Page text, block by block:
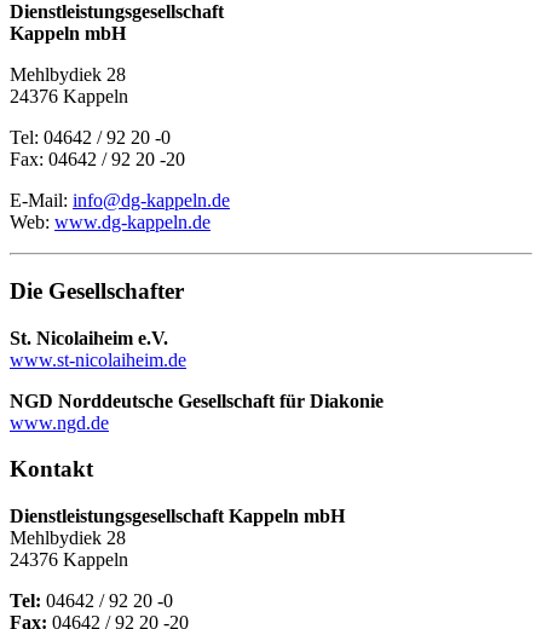
Dienstleistungsgesellschaft
Kappeln mbH
Mehlbydiek 28
24376 Kappeln
Tel: 04642 / 92 20 -0
Fax: 04642 / 92 20 -20
E-Mail: info@dg-kappeln.de
Web: www.dg-kappeln.de
Die Gesellschafter
St. Nicolaiheim e.V.
www.st-nicolaiheim.de
NGD Norddeutsche Gesellschaft für Diakonie
www.ngd.de
Kontakt
Dienstleistungsgesellschaft Kappeln mbH
Mehlbydiek 28
24376 Kappeln
Tel: 04642 / 92 20 -0
Fax: 04642 / 92 20 -20